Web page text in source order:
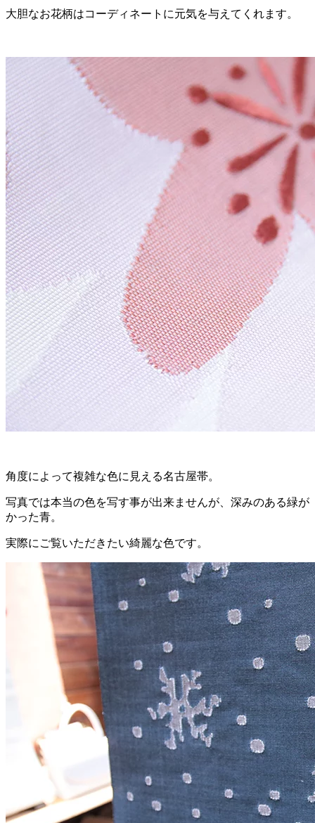
大胆なお花柄はコーディネートに元気を与えてくれます。
角度によって複雑な色に見える名古屋帯。
写真では本当の色を写す事が出来ませんが、深みのある緑が
かった青。
実際にご覧いただきたい綺麗な色です。